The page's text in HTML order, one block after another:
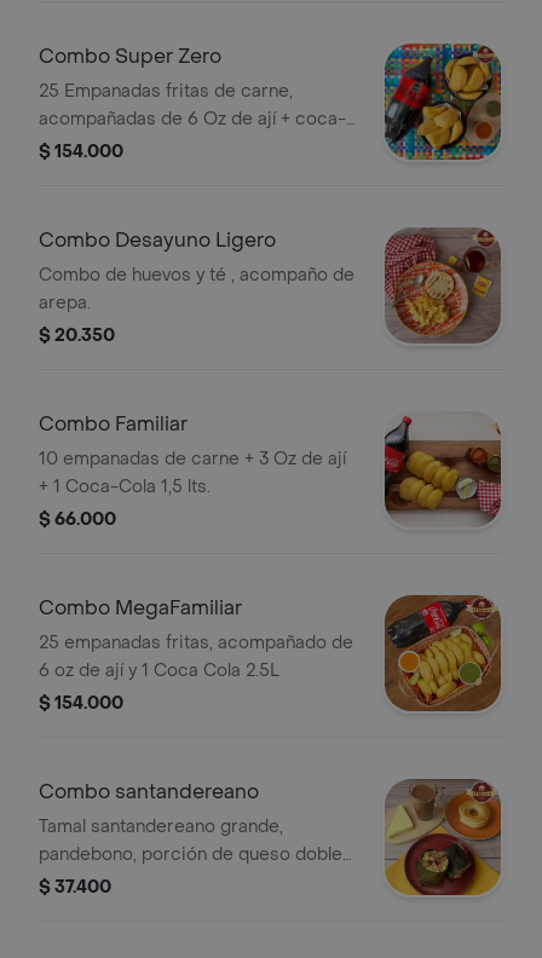
Combo Super Zero
25 Empanadas fritas de carne,
acompañadas de 6 Oz de ají + coca-
cola zero 2.5 L
$ 154.000
Combo Desayuno Ligero
Combo de huevos y té , acompaño de
arepa.
$ 20.350
Combo Familiar
10 empanadas de carne + 3 Oz de ají
+ 1 Coca-Cola 1,5 lts.
$ 66.000
Combo MegaFamiliar
25 empanadas fritas, acompañado de
6 oz de ají y 1 Coca Cola 2.5L
$ 154.000
Combo santandereano
Tamal santandereano grande,
pandebono, porción de queso doble
crema y chocolate en leche.
$ 37.400